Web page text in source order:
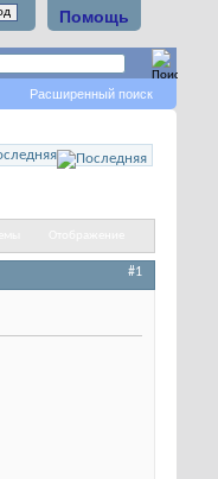
Помощь
Расширенный поиск
#1